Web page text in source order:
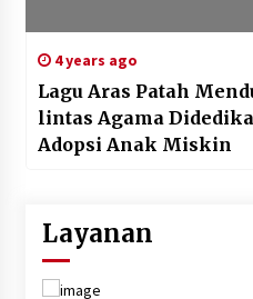
4 years ago
Lagu Aras Patah
lintas Agama
Adopsi Anak Miskin
Layanan